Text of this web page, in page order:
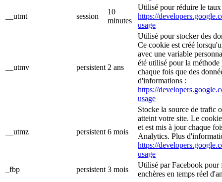
__utmt session
10
minutes
Utilisé pour réduire le
https://
usage
__utmv persistent 2 ans
Utilisé pour stocker des
Ce cookie est créé
avec une variable
été utilisé pour la
chaque fois que des
d'informations :
https://
usage
__utmz persistent 6 mois
Stocke la source de trafic
atteint votre site. Le
et est mis à jour chaque
Analytics. Plus
https://
usage
_fbp
persistent 3 mois
Utilisé par Facebook pour
enchères en temps réel